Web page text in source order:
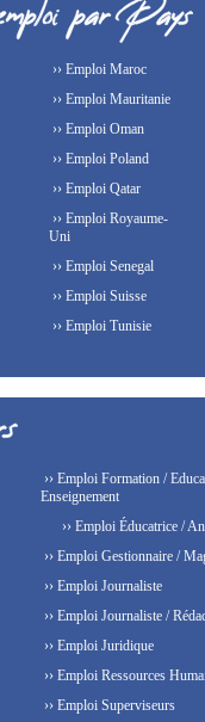
›› Emploi Maroc
›› Emploi Mauritanie
›› Emploi Oman
›› Emploi Poland
›› Emploi Qatar
›› Emploi Royaume-
Uni
›› Emploi Senegal
›› Emploi Suisse
›› Emploi Tunisie
›› Emploi Formation /
Enseignement
›› Emploi Éducatrice /
›› Emploi Gestionnaire /
›› Emploi Journaliste
›› Emploi Journaliste /
›› Emploi Juridique
›› Emploi Ressources
›› Emploi Superviseurs